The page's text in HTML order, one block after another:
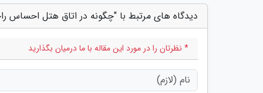
دیدگاه های مرتبط با "چگونه در اتاق هتل احساس
* نظرتان را در مورد این مقاله با ما درمیان بگذارید